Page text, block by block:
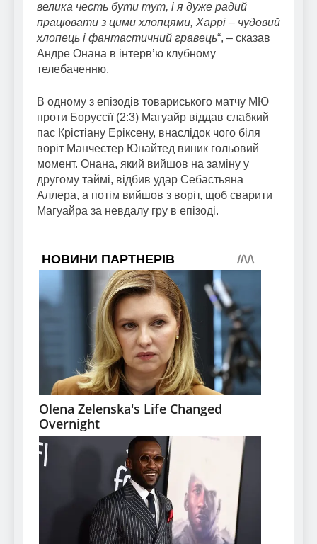
велика честь бути тут, і я дуже радий
працювати з цими хлопцями, Харрі – чудовий
хлопець і фантастичний гравець“, – сказав
Андре Онана в інтерв’ю клубному
телебаченню.
В одному з епізодів товариського матчу МЮ
проти Боруссії (2:3) Магуайр віддав слабкий
пас Крістіану Еріксену, внаслідок чого біля
воріт Манчестер Юнайтед виник гольовий
момент. Онана, який вийшов на заміну у
другому таймі, відбив удар Себастьяна
Аллера, а потім вийшов з воріт, щоб сварити
Магуайра за невдалу гру в епізоді.